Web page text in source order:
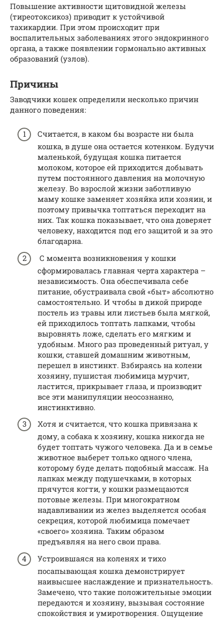
Повышение активности щитовидной железы
(тиреотоксикоз) приводит к устойчивой
тахикардии. При этом происходит при
воспалительных заболеваниях этого эндокринного
органа, а также появлении гормонально активных
образований (узлов).
Причины
Заводчики кошек определили несколько причин
данного поведения:
Считается, в каком бы возрасте ни была
кошка, в душе она остается котенком. Будучи
маленькой, будущая кошка питается
молоком, которое ей приходится добывать
путем постоянного давления на молочную
железу. Во взрослой жизни заботливую
маму кошке заменяет хозяйка или хозяин, и
поэтому привычка топтаться переходит на
них. Так кошка показывает, что она доверяет
человеку, находится под его защитой и за это
благодарна.
С момента возникновения у кошки
сформировалась главная черта характера –
независимость. Она обеспечивала себе
питание, обустраивала свой «быт» абсолютно
самостоятельно. И чтобы в дикой природе
постель из травы или листьев была мягкой,
ей приходилось топтать лапками, чтобы
выровнять ложе, сделать его мягким и
удобным. Много раз проведенный ритуал, у
кошки, ставшей домашним животным,
перешел в инстинкт. Взбираясь на колени
хозяину, пушистая любимица мурчит,
ластится, прикрывает глаза, и производит
все эти манипуляции неосознанно,
инстинктивно.
Хотя и считается, что кошка привязана к
дому, а собака к хозяину, кошка никогда не
будет топтать чужого человека. Да и в семье
животное выберет только одного члена,
которому буде делать подобный массаж. На
лапках между подушечками, в которых
прячутся когти, у кошки размещаются
потовые железы. При многократном
надавливании из желез выделяется особая
секреция, которой любимица помечает
«своего» хозяина. Таким образом
предъявляя на него свои права.
Устроившаяся на коленях и тихо
посапывающая кошка демонстрирует
наивысшее наслаждение и признательность.
Замечено, что такие положительные эмоции
передаются и хозяину, вызывая состояние
спокойствия и умиротворения. Ощущение